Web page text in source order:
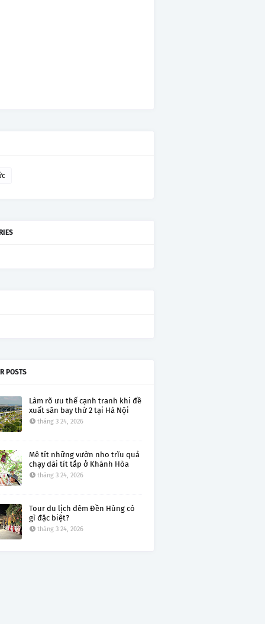
POSTS
Làm rõ ưu thế cạnh tranh khi đề
xuất sân bay thứ 2 tại Hà Nội
tháng 3 24, 2026
Mê tít những vườn nho trĩu quả
chạy dài tít tắp ở Khánh Hòa
tháng 3 24, 2026
Tour du lịch đêm Đền Hùng có
gì đặc biệt?
tháng 3 24, 2026